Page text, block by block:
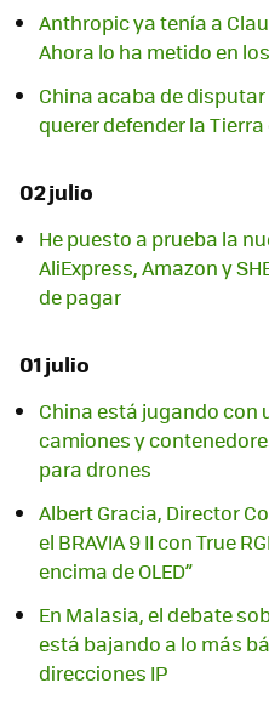
Anthropic ya tenía a
Ahora lo ha metido en
China acaba de disputar
querer defender la
02 julio
He puesto a prueba la
AliExpress, Amazon y
de pagar
01 julio
China está jugando con
camiones y
para drones
Albert Gracia, Director
el BRAVIA 9 II con True
encima de OLED”
En Malasia, el debate
está bajando a lo más
direcciones IP